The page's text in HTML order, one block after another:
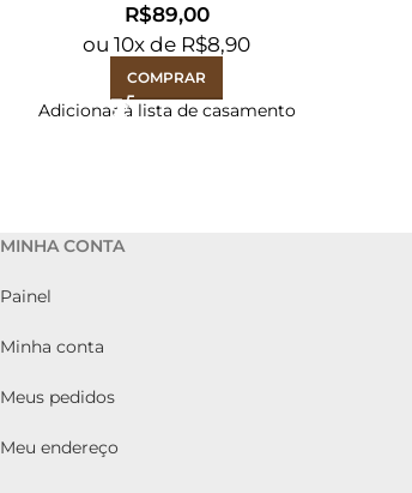
R$
ou10x de R$8,90
COMPRAR
Adicionar à lista de casamento
MINHA CONTA
Painel
Minha conta
Meus pedidos
Meu endereço